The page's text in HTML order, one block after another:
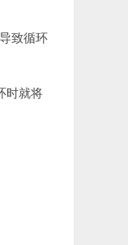
致循环
时就将